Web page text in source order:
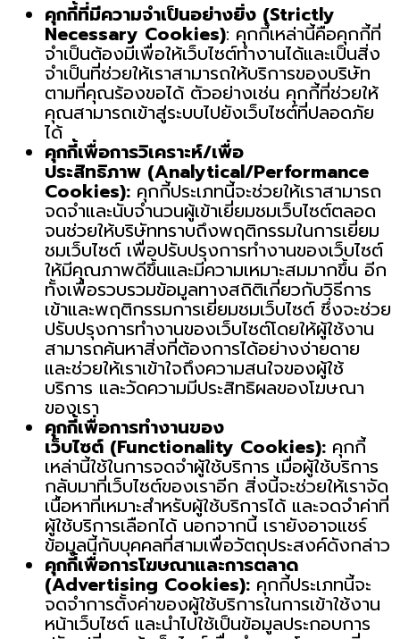
คุกกี้ที่มีความจำเป็นอย่างยิ่ง (Strictly
Necessary Cookies): คุกกี้เหล่านี้คือคุกกี้ที่
จำเป็นต้องมีเพื่อให้เว็บไซต์ทำงานได้และเป็นสิ่ง
จำเป็นที่ช่วยให้เราสามารถให้บริการของบริษัท
ตามที่คุณร้องขอได้ ตัวอย่างเช่น คุกกี้ที่ช่วยให้
คุณสามารถเข้าสู่ระบบไปยังเว็บไซต์ที่ปลอดภัย
ได้
คุกกี้เพื่อการวิเคราะห์/เพื่อ
ประสิทธิภาพ (Analytical/Performance
Cookies): คุกกี้ประเภทนี้จะช่วยให้เราสามารถ
จดจำและนับจำนวนผู้เข้าเยี่ยมชมเว็บไซต์ตลอด
จนช่วยให้บริษัททราบถึงพฤติกรรมในการเยี่ยม
ชมเว็บไซต์ เพื่อปรับปรุงการทำงานของเว็บไซต์
ให้มีคุณภาพดีขึ้นและมีความเหมาะสมมากขึ้น อีก
ทั้งเพื่อรวบรวมข้อมูลทางสถิติเกี่ยวกับวิธีการ
เข้าและพฤติกรรมการเยี่ยมชมเว็บไซต์ ซึ่งจะช่วย
ปรับปรุงการทำงานของเว็บไซต์โดยให้ผู้ใช้งาน
สามารถค้นหาสิ่งที่ต้องการได้อย่างง่ายดาย
และช่วยให้เราเข้าใจถึงความสนใจของผู้ใช้
บริการ และวัดความมีประสิทธิผลของโฆษณา
ของเรา
คุกกี้เพื่อการทำงานของ
เว็บไซต์ (Functionality Cookies): คุกกี้
เหล่านี้ใช้ในการจดจำผู้ใช้บริการ เมื่อผู้ใช้บริการ
กลับมาที่เว็บไซต์ของเราอีก สิ่งนี้จะช่วยให้เราจัด
เนื้อหาที่เหมาะสำหรับผู้ใช้บริการได้ และจดจำค่าที่
ผู้ใช้บริการเลือกได้ นอกจากนี้ เรายังอาจแชร์
ข้อมูลนี้กับบุคคลที่สามเพื่อวัตถุประสงค์ดังกล่าว
คุกกี้เพื่อการโฆษณาและการตลาด
(Advertising Cookies): คุกกี้ประเภทนี้จะ
จดจำการตั้งค่าของผู้ใช้บริการในการเข้าใช้งาน
หน้าเว็บไซต์ และนำไปใช้เป็นข้อมูลประกอบการ